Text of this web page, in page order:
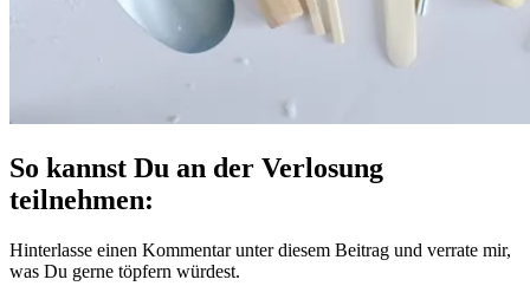
So kannst Du an der Verlosung
teilnehmen:
Hinterlasse einen Kommentar unter diesem Beitrag und verrate mir,
was Du gerne töpfern würdest.